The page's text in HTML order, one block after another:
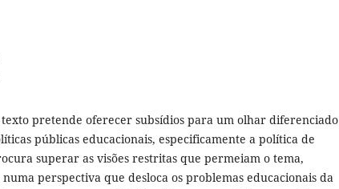
texto pretende oferecer subsídios para um olhar diferenciado
públicas educacionais, especificamente a política de
superar as visões restritas que permeiam o tema,
perspectiva que desloca os problemas educacionais da